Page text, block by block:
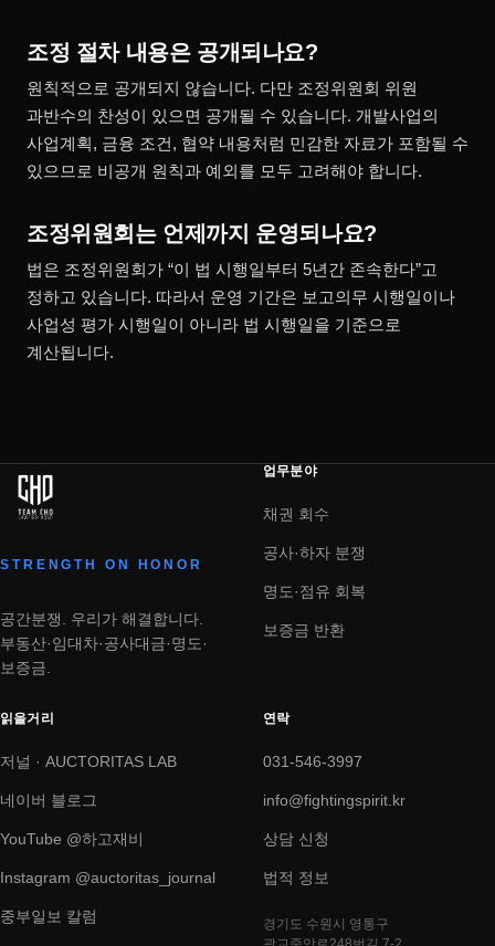
조정 절차 내용은 공개되나요?
원칙적으로 공개되지 않습니다. 다만 조정위원회 위원
과반수의 찬성이 있으면 공개될 수 있습니다. 개발사업의
사업계획, 금융 조건, 협약 내용처럼 민감한 자료가 포함될 수
있으므로 비공개 원칙과 예외를 모두 고려해야 합니다.
조정위원회는 언제까지 운영되나요?
법은 조정위원회가 “이 법 시행일부터 5년간 존속한다”고
정하고 있습니다. 따라서 운영 기간은 보고의무 시행일이나
사업성 평가 시행일이 아니라 법 시행일을 기준으로
계산됩니다.
STRENGTH ON HONOR
공간분쟁. 우리가 해결합니다.
부동산·임대차·공사대금·명도·
보증금.
업무분야
채권 회수
공사·하자 분쟁
명도·점유 회복
보증금 반환
읽을거리
저널 · AUCTORITAS LAB
네이버 블로그
YouTube @하고재비
Instagram @auctoritas_journal
중부일보 칼럼
연락
031-546-3997
info@fightingspirit.kr
상담 신청
법적 정보
경기도 수원시 영통구